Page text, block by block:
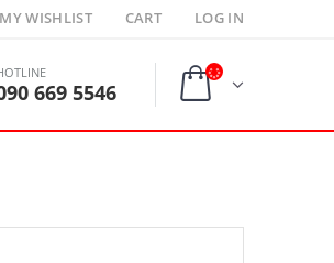
MY WISHLIST CART LOG IN
669 5546